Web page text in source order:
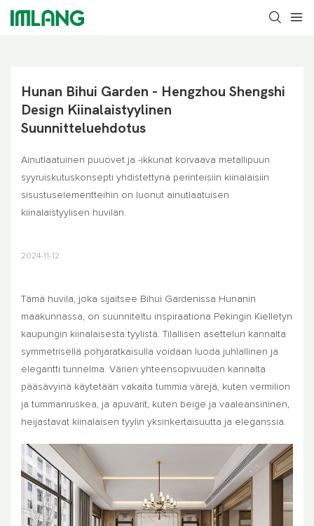
Hunan Bihui Garden - Hengzhou Shengshi
Design Kiinalaistyylinen
Suunnitteluehdotus
Ainutlaatuinen puuovet ja -ikkunat korvaava metallipuun
syyruiskutuskonsepti yhdistettynä perinteisiin kiinalaisiin
sisustuselementteihin on luonut ainutlaatuisen
kiinalaistyylisen huvilan.
2024-11-12
Tämä huvila, joka sijaitsee Bihui Gardenissa Hunanin
maakunnassa, on suunniteltu inspiraationa Pekingin Kielletyn
kaupungin kiinalaisesta tyylistä. Tilallisen asettelun kannalta
symmetrisellä pohjaratkaisulla voidaan luoda juhlallinen ja
elegantti tunnelma. Värien yhteensopivuuden kannalta
pääsävyinä käytetään vakaita tummia värejä, kuten vermilion
ja tummanruskea, ja apuvärit, kuten beige ja vaaleansininen,
heijastavat kiinalaisen tyylin yksinkertaisuutta ja eleganssia.